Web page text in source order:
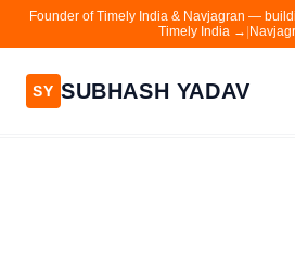
Founder of Timely India & Navjagran —
Timely India →
SY SUBHASH YADAV